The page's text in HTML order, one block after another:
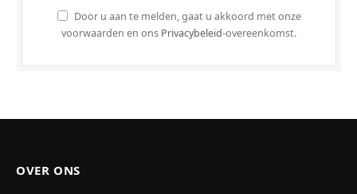
Door u aan te melden, gaat u akkoord met onze
voorwaarden en ons Privacybeleid-overeenkomst.
OVER ONS